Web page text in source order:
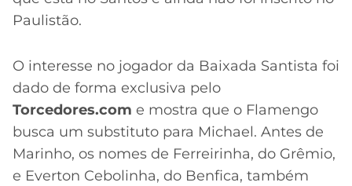
Paulistão.
O interesse no jogador da Baixada Santista foi
dado de forma exclusiva pelo
Torcedores.com e mostra que o Flamengo
busca um substituto para Michael. Antes de
Marinho, os nomes de Ferreirinha, do Grêmio,
e Everton Cebolinha, do Benfica, também